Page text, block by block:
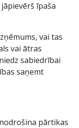
īpaša
vai tas
vai ātras
sabiedrībai
saņemt
pārtikas